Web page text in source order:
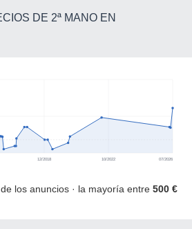
DE 2ª MANO EN
12/2018 10/2022 07/2026
los anuncios · la mayoría entre 500 €